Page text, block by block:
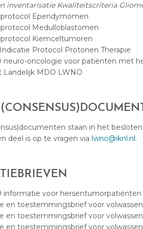
inventarisatie Kwaliteitscriteria
Ependymomen
Medulloblastomen
Kiemceltumoren
Protocol Protonen Therapie
neuro-oncologie voor patiënten met
Landelijk MDO LWNO
staan in het
deel is op te vragen via lwno@iknl.nl.
informatie voor hersentumorpatiënten
en toestemmingsbrief voor
en toestemmingsbrief voor
en toestemmingsbrief voor